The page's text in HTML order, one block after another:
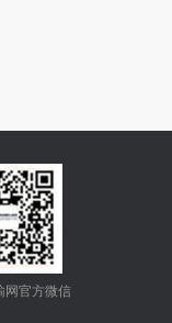
网官方微信